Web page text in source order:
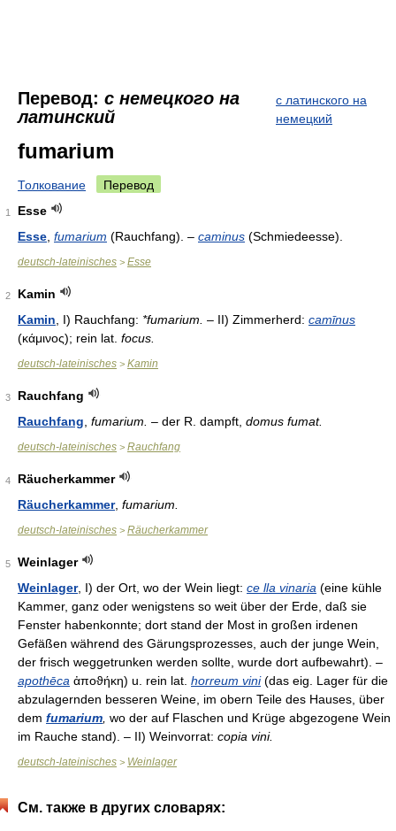
Перевод: с немецкого на
латинский
с латинского на
немецкий
fumarium
Толкование Перевод
1
Esse
Esse fumarium (Rauchfang). – caminus (Schmiedeesse).
deutsch-lateinisches > Esse
2
Kamin
Kamin , I) Rauchfang: *fumarium. – II) Zimmerherd: camīnus
(κάμινος); rein lat. focus.
deutsch-lateinisches > Kamin
3
Rauchfang
Rauchfang fumarium. – der R. dampft, domus fumat.
deutsch-lateinisches > Rauchfang
4
Räucherkammer
Räucherkammer, fumarium.
deutsch-lateinisches > Räucherkammer
5
Weinlager
Weinlager, I) der Ort, wo der Wein liegt: ce lla vinaria (eine kühle
Kammer, ganz oder wenigstens so weit über der Erde, daß sie
Fenster habenkonnte; dort stand der Most in großen irdenen
Gefäßen während des Gärungsprozesses, auch der junge Wein,
der frisch weggetrunken werden sollte, wurde dort aufbewahrt). –
apothēca ἀποϑήκη) u. rein lat. horreum vini(das eig. Lager für die
abzulagernden besseren Weine, im obern Teile des Hauses, über
dem fumarium wo der auf Flaschen und Krüge abgezogene Wein
im Rauche stand). – II) Weinvorrat: copia vini.
deutsch-lateinisches > Weinlager
См. также в других словарях: